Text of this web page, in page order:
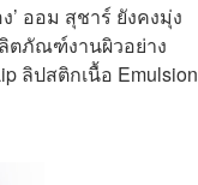
’ ออม สุชาร์ ยังคงมุ่ง
ตภัณฑ์งานผิวอย่าง
ลิปสติกเนื้อ Emulsion